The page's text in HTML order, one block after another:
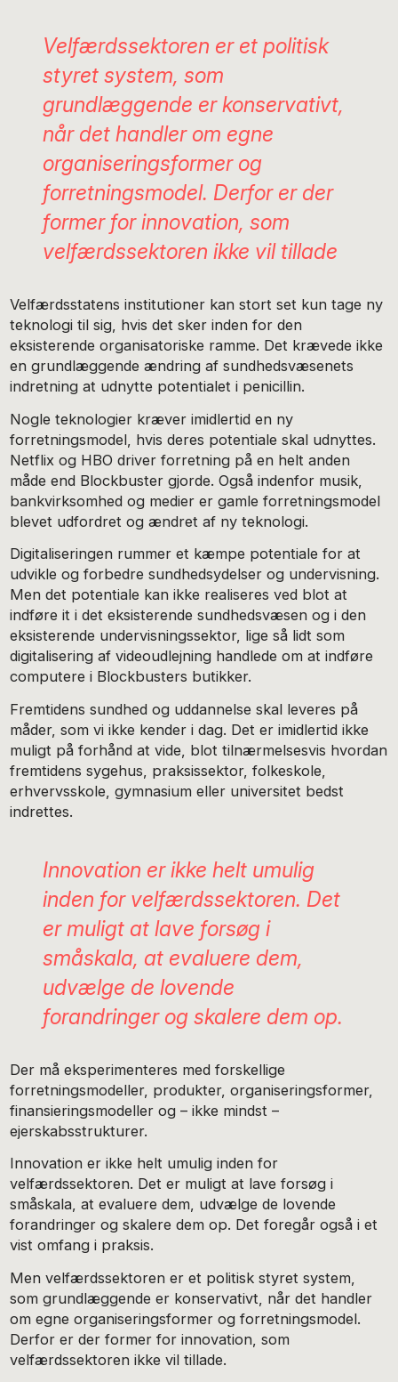
Velfærdssektoren er et politisk
styret system, som
grundlæggende er konservativt,
når det handler om egne
organiseringsformer og
forretningsmodel. Derfor er der
former for innovation, som
velfærdssektoren ikke vil tillade
Velfærdsstatens institutioner kan stort set kun tage ny
teknologi til sig, hvis det sker inden for den
eksisterende organisatoriske ramme. Det krævede ikke
en grundlæggende ændring af sundhedsvæsenets
indretning at udnytte potentialet i penicillin.
Nogle teknologier kræver imidlertid en ny
forretningsmodel, hvis deres potentiale skal udnyttes.
Netflix og HBO driver forretning på en helt anden
måde end Blockbuster gjorde. Også indenfor musik,
bankvirksomhed og medier er gamle forretningsmodel
blevet udfordret og ændret af ny teknologi.
Digitaliseringen rummer et kæmpe potentiale for at
udvikle og forbedre sundhedsydelser og undervisning.
Men det potentiale kan ikke realiseres ved blot at
indføre it i det eksisterende sundhedsvæsen og i den
eksisterende undervisningssektor, lige så lidt som
digitalisering af videoudlejning handlede om at indføre
computere i Blockbusters butikker.
Fremtidens sundhed og uddannelse skal leveres på
måder, som vi ikke kender i dag. Det er imidlertid ikke
muligt på forhånd at vide, blot tilnærmelsesvis hvordan
fremtidens sygehus, praksissektor, folkeskole,
erhvervsskole, gymnasium eller universitet bedst
indrettes.
Innovation er ikke helt umulig
inden for velfærdssektoren. Det
er muligt at lave forsøg i
småskala, at evaluere dem,
udvælge de lovende
forandringer og skalere dem op.
Der må eksperimenteres med forskellige
forretningsmodeller, produkter, organiseringsformer,
finansieringsmodeller og – ikke mindst –
ejerskabsstrukturer.
Innovation er ikke helt umulig inden for
velfærdssektoren. Det er muligt at lave forsøg i
småskala, at evaluere dem, udvælge de lovende
forandringer og skalere dem op. Det foregår også i et
vist omfang i praksis.
Men velfærdssektoren er et politisk styret system,
som grundlæggende er konservativt, når det handler
om egne organiseringsformer og forretningsmodel.
Derfor er der former for innovation, som
velfærdssektoren ikke vil tillade.